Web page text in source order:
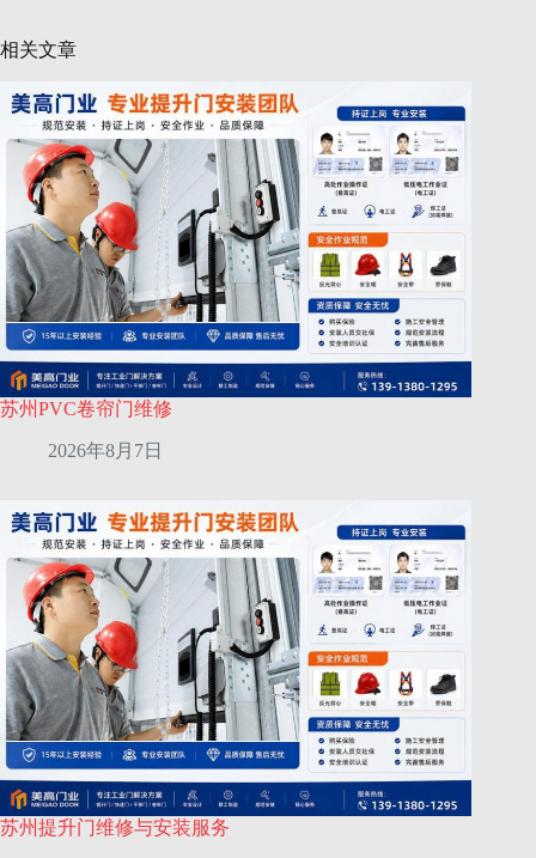
相关文章
苏州PVC卷帘门维修
2026年8月7日
苏州提升门维修与安装服务